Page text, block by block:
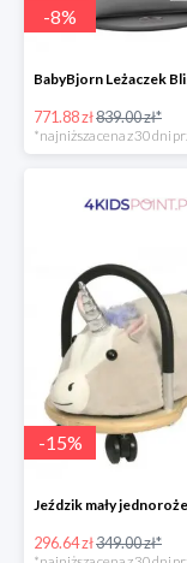
-8%
771.88 zł839.00 zł*
-15%
296.64 zł349.00 zł*